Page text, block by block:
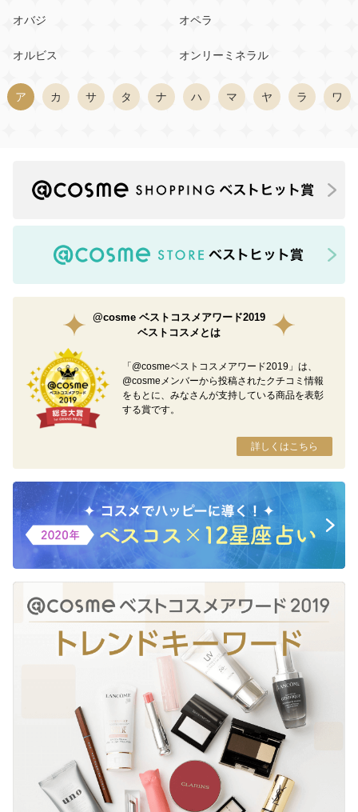
オバジ オペラ
オルビス オンリーミネラル
ア カ サ タ ナ ハ マ ヤ ラ ワ
@cosme ベストコスメアワード2019
ベストコスメとは
「@cosmeベストコスメアワード2019」は、
@cosmeメンバーから投稿されたクチコミ情報
をもとに、みなさんが支持している商品を表彰
する賞です。
詳しくはこちら